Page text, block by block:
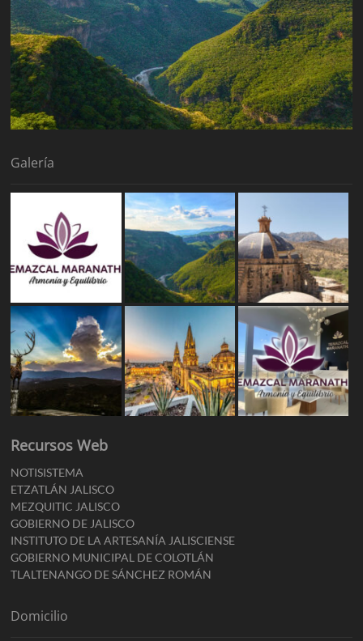
Galería
Recursos Web
NOTISISTEMA
ETZATLÁN JALISCO
MEZQUITIC JALISCO
GOBIERNO DE JALISCO
INSTITUTO DE LA ARTESANÍA JALISCIENSE
GOBIERNO MUNICIPAL DE COLOTLÁN
TLALTENANGO DE SÁNCHEZ ROMÁN
Domicilio